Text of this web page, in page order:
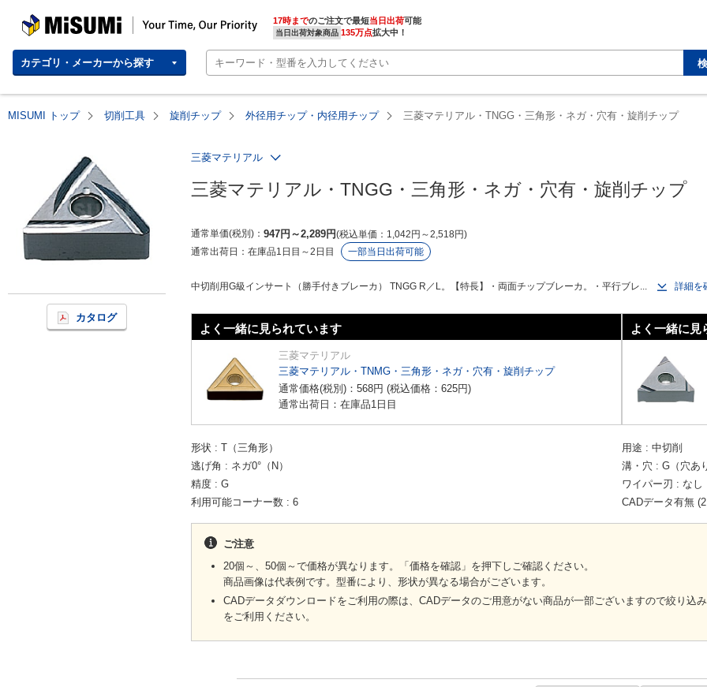
MISUMI | Your Time, Our Priority 17時までのご注文で最短当日出荷
当日出荷対象商品 135万点拡大中！
カテゴリ・メーカーから探す
MISUMI トップ 切削工具 旋削チップ 外径用チップ・内径用チップ 三菱マテリアル・TNGG・三角形・ネガ・穴有・旋削チップ
カタログ
三菱マテリアル
三菱マテリアル・TNGG・三角形・ネガ・穴有・旋削チップ
通常単価(税別) 947円 ～2,289円 税込単価 1,042円 ～2,518円
通常出荷日： 在庫品1日目～2日目 一部当日出荷可能
中切削用G級インサート（勝手付きブレーカ） TNGG R／L。【特長】・両面チップブレーカ。・平行ブレ... 詳細を
よく一緒に見られています
三菱マテリアル
三菱マテリアル・TNMG・三角形・ネガ・穴有・旋削チップ
通常価格(税別)： 568円 (税込価格： 625円)
通常出荷日：在庫品1日目
よく一緒に見
形状 T（三角形） 用途
中切削
逃げ角
ネガ0°（N） 溝・穴
G（穴あ
精度
G ワイパー刃
なし
利用可能コーナー数
6 CADデータ有無
ご注意
20個～、50個～で価格が異なります。「価格を確認」を押下しご確認ください。
商品画像は代表例です。型番により、形状が異なる場合がございます。
CADデータダウンロードをご利用の際は、CADデータのご用意がない商品が一部ございますので絞り込
をご利用ください。